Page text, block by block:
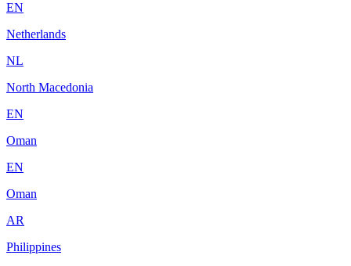
EN
Netherlands
NL
North Macedonia
EN
Oman
EN
Oman
AR
Philippines